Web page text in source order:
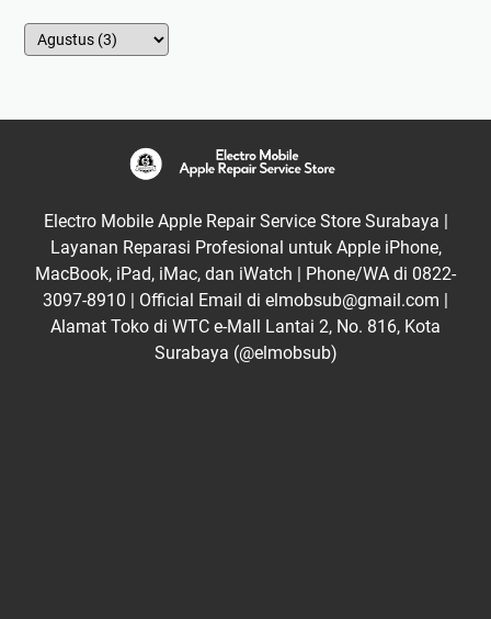
Electro Mobile Apple Repair Service Store Surabaya |
Layanan Reparasi Profesional untuk Apple iPhone,
MacBook, iPad, iMac, dan iWatch | Phone/WA di 0822-
3097-8910 | Official Email di elmobsub@gmail.com |
Alamat Toko di WTC e-Mall Lantai 2, No. 816, Kota
Surabaya (@elmobsub)